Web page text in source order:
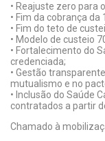
• Reajuste zero para
• Fim da cobrança da
• Fim do teto de
• Modelo de custeio
• Fortalecimento do
credenciada;
• Gestão
mutualismo e no
• Inclusão do Saúde
contratados a partir
Chamado à